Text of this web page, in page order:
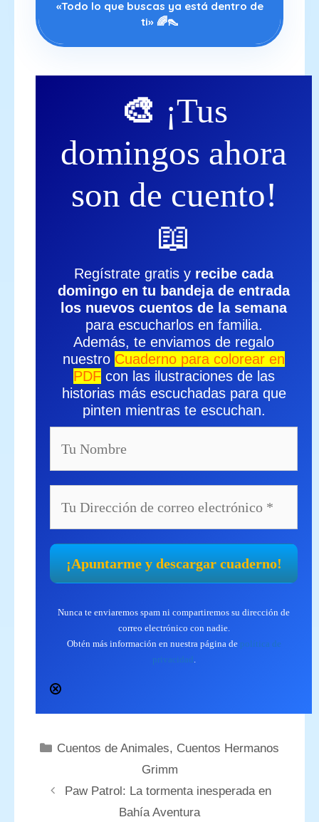
«Todo lo que buscas ya está dentro de
ti» 🌈👠
🎨 ¡Tus
domingos ahora
son de cuento!
📖
Regístrate gratis y recibe cada
domingo en tu bandeja de entrada
los nuevos cuentos de la semana
para escucharlos en familia.
Además, te enviamos de regalo
nuestro Cuaderno para colorear en
PDFcon las ilustraciones de las
historias más escuchadas para que
pinten mientras te escuchan.
Nunca te enviaremos spam ni compartiremos su dirección de
correo electrónico con nadie.
Obtén más información en nuestra página de política de
privacidad.
Categorías
Cuentos de Animales, Cuentos Hermanos
Grimm
Paw Patrol: La tormenta inesperada en
Bahía Aventura